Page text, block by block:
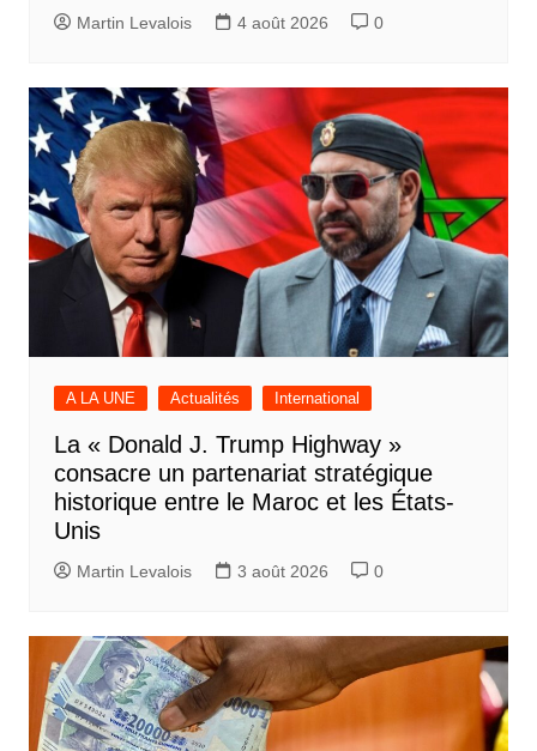
Martin Levalois 4 août 2026 0
A LA UNE Actualités International
La « Donald J. Trump Highway »
consacre un partenariat stratégique
historique entre le Maroc et les États-
Unis
Martin Levalois 3 août 2026 0